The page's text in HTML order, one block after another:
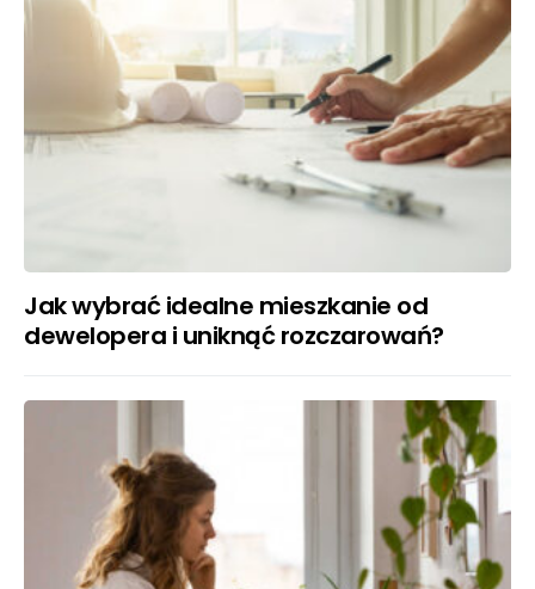
Jak wybrać idealne mieszkanie od
dewelopera i uniknąć rozczarowań?